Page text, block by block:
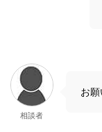
相談者
お願